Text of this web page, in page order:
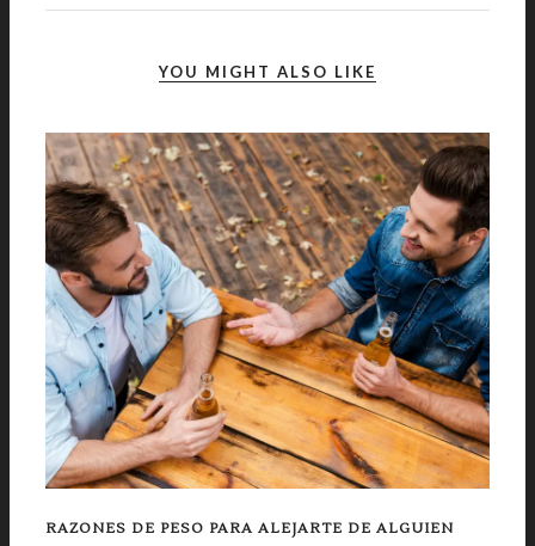
YOU MIGHT ALSO LIKE
RAZONES DE PESO PARA ALEJARTE DE ALGUIEN